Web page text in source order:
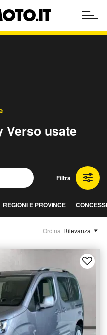
Verso usate
Filtra
REGIONI E PROVINCE
Ordina Rilevanza